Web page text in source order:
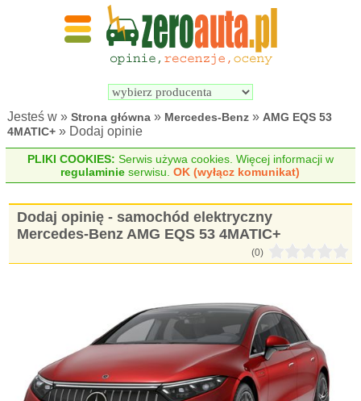
Wyszukiwarka
elektrycznych
Jesteś w »Strona główna » Mercedes-Benz » AMG EQS 53
4MATIC+ » Dodaj opinie
PLIKI COOKIES: Serwis używa cookies. Więcej informacji w
regulaminie serwisu.OK (wyłącz komunikat)
Dodaj opinię - samochód elektryczny
Mercedes-Benz AMG EQS 53 4MATIC+
(0)